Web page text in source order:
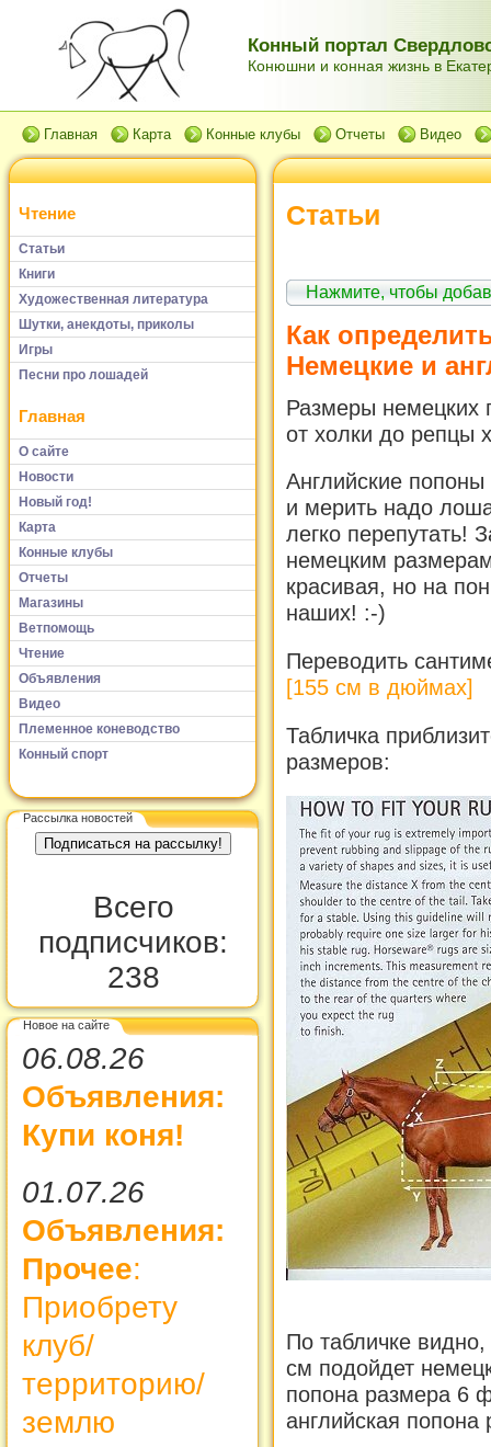
Конный портал
Конюшни и конная жизнь в
Главная Карта Конные клубы Отчеты Видео
Чтение
Статьи
Книги
Художественная литература
Шутки, анекдоты, приколы
Игры
Песни про лошадей
Главная
О сайте
Новости
Новый год!
Карта
Конные клубы
Отчеты
Магазины
Ветпомощь
Чтение
Объявления
Видео
Племенное коневодство
Конный спорт
Рассылка новостей
Всего
подписчиков:
238
Новое на сайте
06.08.26
Объявления:
Купи коня!
01.07.26
Объявления:
Прочее:
Приобрету
клуб/
территорию/
землю
Статьи
Нажмите, чтобы
Как
Немецкие и
Размеры немецких
от холки до репцы
Английские
и мерить надо
легко перепутать!
немецким
красивая, но на
наших! :-)
Переводить
[155 см в дюймах]
Табличка
размеров:
По табличке
см подойдет
попона размера 6
английская